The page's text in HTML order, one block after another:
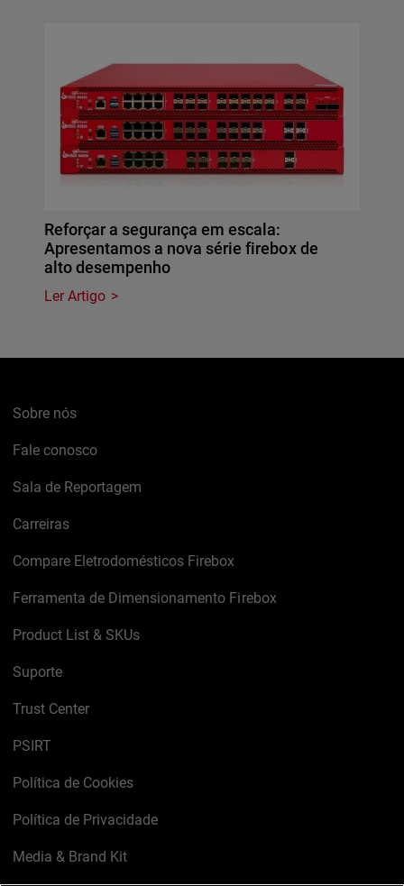
Reforçar a segurança em escala:
Apresentamos a nova série firebox de
alto desempenho
Ler Artigo
Sobre nós
Fale conosco
Sala de Reportagem
Carreiras
Compare Eletrodomésticos Firebox
Ferramenta de Dimensionamento Firebox
Product List & SKUs
Suporte
Trust Center
PSIRT
Política de Cookies
Política de Privacidade
Media & Brand Kit